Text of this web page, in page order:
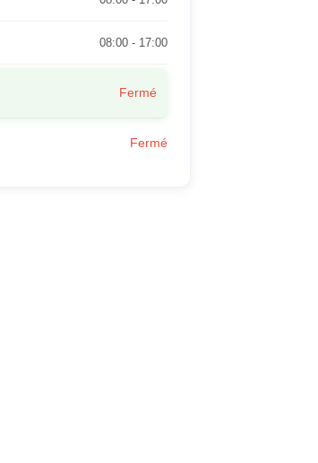
08:00 - 17:00
Fermé
Fermé